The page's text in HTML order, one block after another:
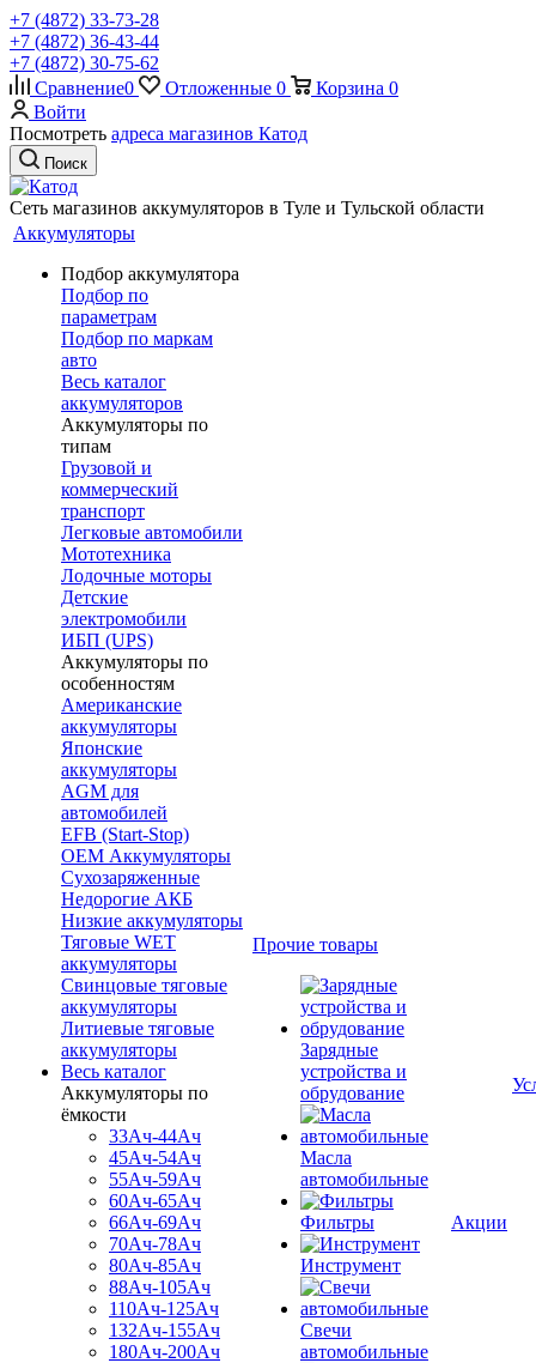
+7 (4872) 33-73-28
+7 (4872) 36-43-44
+7 (4872) 30-75-62
Сравнение0 Отложенные 0 Корзина 0
Войти
Посмотреть адреса магазинов Катод
Поиск
Сеть магазинов аккумуляторов в Туле и Тульской области
Аккумуляторы
Подбор аккумулятора
Подбор по
параметрам
Подбор по маркам
авто
Весь каталог
аккумуляторов
Аккумуляторы по
типам
Грузовой и
коммерческий
транспорт
Легковые автомобили
Мототехника
Лодочные моторы
Детские
электромобили
ИБП (UPS)
Аккумуляторы по
особенностям
Американские
аккумуляторы
Японские
аккумуляторы
AGM для
автомобилей
EFB (Start-Stop)
OEM Аккумуляторы
Сухозаряженные
Недорогие АКБ
Низкие аккумуляторы
Тяговые WET
аккумуляторы
Свинцовые тяговые
аккумуляторы
Литиевые тяговые
аккумуляторы
Весь каталог
Аккумуляторы по
ёмкости
33Ач-44Ач
45Ач-54Ач
55Ач-59Ач
60Ач-65Ач
66Ач-69Ач
70Ач-78Ач
80Ач-85Ач
88Ач-105Ач
110Ач-125Ач
132Ач-155Ач
180Ач-200Ач
Прочие товары
Зарядные
устройства и
обрудование
Масла
автомобильные
Фильтры
Инструмент
Свечи
автомобильные
Акции